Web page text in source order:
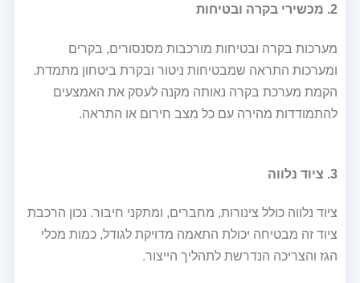
2. מכשירי בקרה ובטיחות
מערכות בקרה ובטיחות מורכבות מסנסורים, בקרים
ומערכות התראה שמבטיחות ניטור ובקרת ביטחון מתמדת.
הקמת מערכת בקרה נאותה מקנה לעסק את האמצעים
להתמודדות מהירה עם כל מצב חירום או התראה.
3. ציוד נלווה
ציוד נלווה כולל צינורות, מחברים, ומתקני חיבור. נכון הרכבת
ציוד זה מבטיחה יכולת התאמה מדויקת לגודל, כמות מכלי
הגז והצריכה הנדרשת לתהליך הייצור.